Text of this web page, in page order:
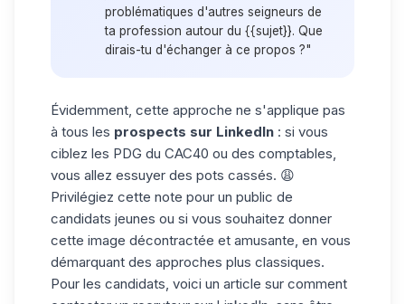
problématiques d'autres seigneurs de
ta profession autour du {{sujet}}. Que
dirais-tu d'échanger à ce propos ?"
Évidemment, cette approche ne s'applique pas
à tous les prospects sur LinkedIn : si vous
ciblez les PDG du CAC40 ou des comptables,
vous allez essuyer des pots cassés. 😩
Privilégiez cette note pour un public de
candidats jeunes ou si vous souhaitez donner
cette image décontractée et amusante, en vous
démarquant des approches plus classiques.
Pour les candidats, voici un article sur comment